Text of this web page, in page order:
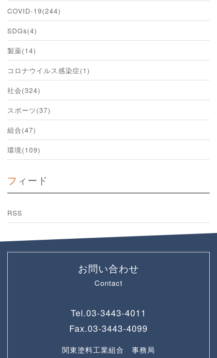
COVID-19(244)
SDGs(4)
製薬(14)
コロナウイルス感染症(1)
社会(324)
スポーツ(37)
組合(47)
環境(109)
フィード
RSS
お問い合わせ
Contact
Tel.03-3443-4011
Fax.03-3443-4099
関東塗料工業組合 事務局